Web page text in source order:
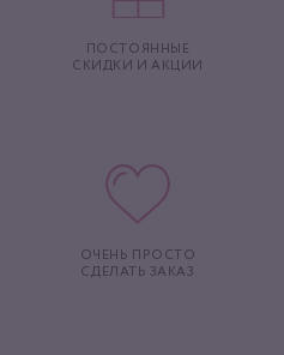
ПОСТОЯННЫЕ
СКИДКИ И АКЦИИ
ОЧЕНЬ ПРОСТО
СДЕЛАТЬ ЗАКАЗ